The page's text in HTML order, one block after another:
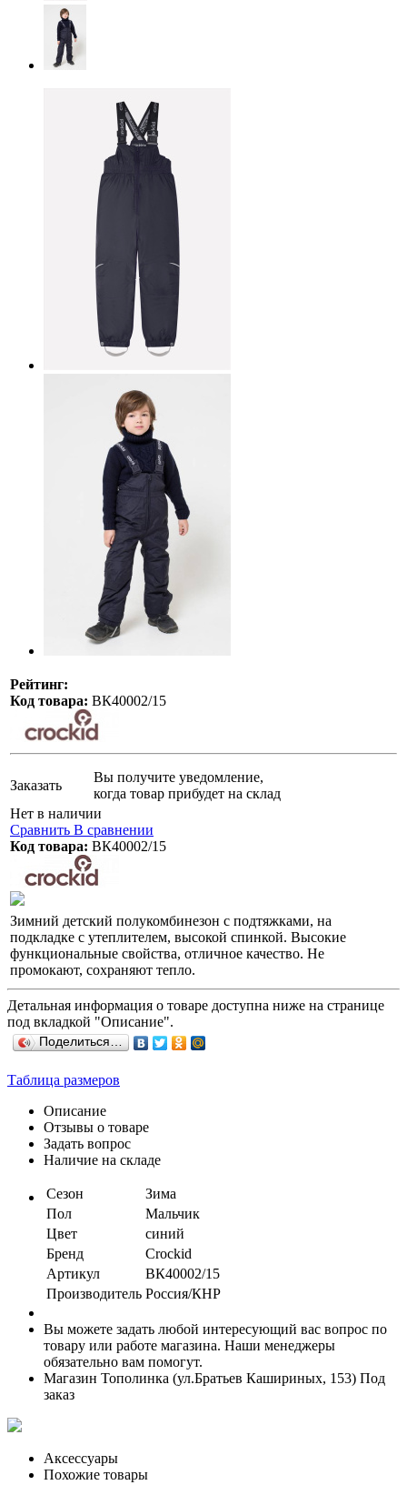
Рейтинг:
Код товара: ВК40002/15
Заказать
Вы получите уведомление,
когда товар прибудет на склад
Нет в наличии
Сравнить В сравнении
Код товара: ВК40002/15
Зимний детский полукомбинезон с подтяжками, на
подкладке с утеплителем, высокой спинкой. Высокие
функциональные свойства, отличное качество. Не
промокают, сохраняют тепло.
Детальная информация о товаре доступна ниже на странице
под вкладкой "Описание".
Поделиться…
Таблица размеров
Описание
Отзывы о товаре
Задать вопрос
Наличие на складе
Сезон
Зима
Пол
Мальчик
Цвет
синий
Бренд
Crockid
Артикул
ВК40002/15
Производитель Россия/КНР
Вы можете задать любой интересующий вас вопрос по
товару или работе магазина. Наши менеджеры
обязательно вам помогут.
Магазин Тополинка (ул.Братьев Кашириных, 153) Под
заказ
Аксессуары
Похожие товары